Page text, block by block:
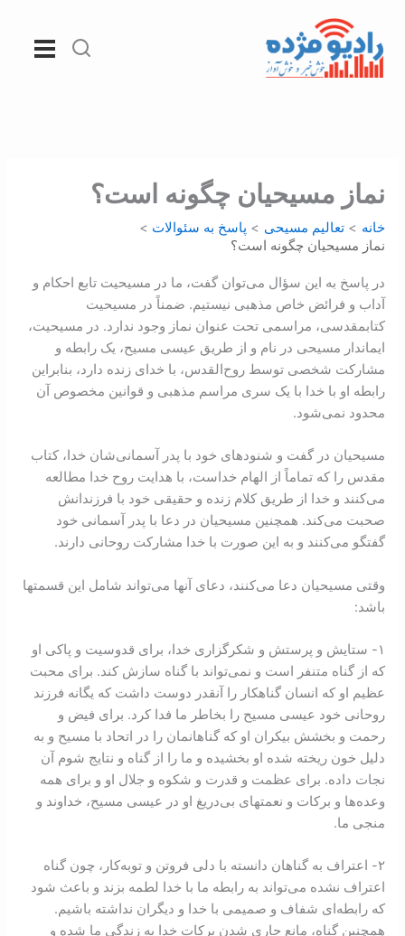
محتوا
نماز مسيحيان چگونه است؟
خانه تعالیم مسیحی
پاسخ به سئوالات
نماز مسيحيان چگونه است؟
در پاسخ به اين سؤال می‌توان گفت، ما در مسيحيت تابع احکام و
آداب و فرائض خاص مذهبی نيستيم. ضمناً در مسيحيت
کتابمقدسی، مراسمی تحت عنوان نماز وجود ندارد. در مسيحيت،
ايماندار مسيحی در نام و از طريق عيسی مسيح، يک رابطه و
مشارکت شخصی توسط روح‌القدس، ‌با خدای زنده دارد، بنابراين
رابطه او با خدا با يک سری مراسم مذهبی و قوانين مخصوص آن
محدود نمی‌شود.
مسيحيان در گفت و شنود‌های خود با پدر آسمانی‌شان خدا، کتاب
مقدس را که تماماً از الهام خداست، با هدايت روح خدا مطالعه
می‌کنند و خدا از طريق کلام زنده و حقيقی خود با فرزندانش
صحبت می‌کند. همچنين مسيحيان در دعا با پدر آسمانی خود
گفتگو می‌کنند و به اين صورت با خدا مشارکت روحانی دارند.
وقتی مسيحيان دعا می‌کنند، دعای آنها می‌تواند شامل اين قسمتها
باشد:
١- ستايش و پرستش و شکرگزاری خدا، برای قدوسيت و پاکی او
که از گناه متنفر است و نمی‌تواند با گناه سازش کند. برای محبت
عظيم او که انسان گناهکار را آنقدر دوست داشت که يگانه فرزند
روحانی خود عيسی مسيح را بخاطر ما فدا کرد. برای فيض و
رحمت و بخشش بيکران او که گناهانمان را در اتحاد با مسيح و به
دليل خون ريخته شده او بخشيده و ما را از گناه و نتايج شوم آن
نجات داده. برای عظمت و قدرت و شکوه و جلال او و برای همه
وعده‌ها و برکات و نعمتهای بی‌دريغ او در عيسی مسيح، خداوند و
منجی ما.
٢- اعتراف به گناهان دانسته با دلی فروتن و توبه‌کار، چون گناه
اعتراف نشده می‌تواند به رابطه ما با خدا لطمه بزند و باعث شود
که رابطه‌ای شفاف و صميمی با خدا و ديگران نداشته باشيم.
همچنين گناه، مانع جاری شدن برکات خدا به زندگی ما شده و